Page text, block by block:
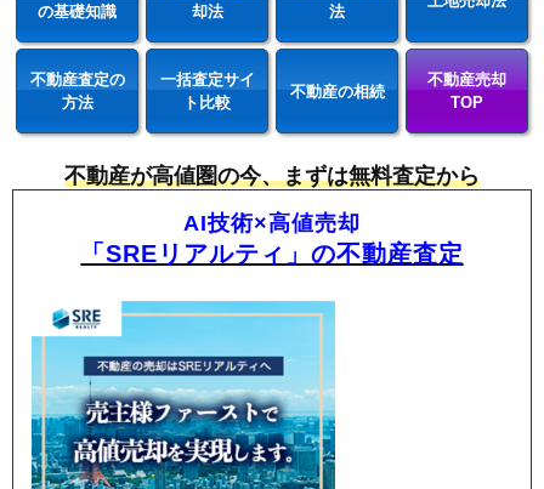
の基礎知識
却法
法
不動産査定の
方法
一括査定サイ
ト比較
不動産の相続
不動産売却
TOP
不動産が高値圏の今、まずは無料査定から
AI技術×高値売却
「SREリアルティ」の不動産査定